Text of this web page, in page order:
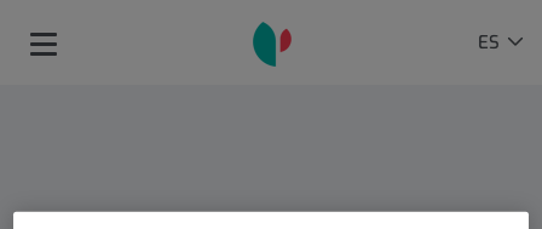
IDIOMA
ES
Toggle